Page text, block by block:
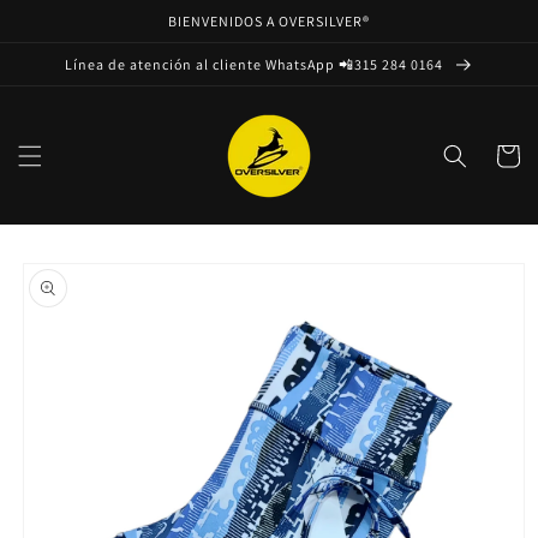
BIENVENIDOS A OVERSILVER®
Línea de atención al cliente WhatsApp 📲315 284 0164
Carrito
directamente
a la
información